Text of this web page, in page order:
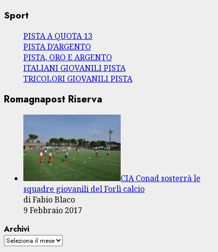
Sport
PISTA A QUOTA 13
PISTA D’ARGENTO
PISTA, ORO E ARGENTO
ITALIANI GIOVANILI PISTA
TRICOLORI GIOVANILI PISTA
Romagnapost Riserva
CIA Conad sosterrà le
squadre giovanili del Forlì calcio
di Fabio Blaco
9 Febbraio 2017
Archivi